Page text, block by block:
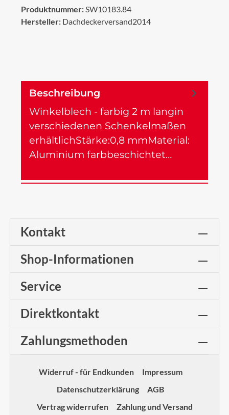
Produktnummer:SW10183.84
Hersteller: Dachdeckerversand2014
Beschreibung
Winkelblech - farbig 2 m langin
verschiedenen Schenkelmaßen
erhältlichStärke:0,8 mmMaterial:
Aluminium farbbeschichtet…
Kontakt
Shop-Informationen
Service
Direktkontakt
Zahlungsmethoden
Widerruf - für Endkunden
Impressum
Datenschutzerklärung
AGB
Vertrag widerrufen
Zahlung und Versand